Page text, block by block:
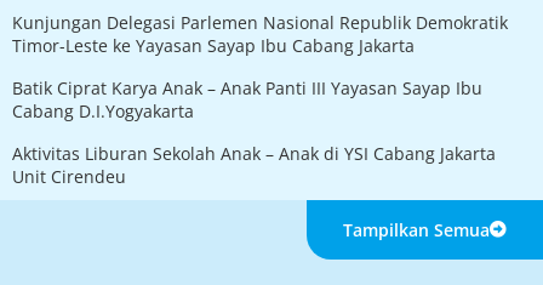
Kunjungan Delegasi Parlemen Nasional Republik Demokratik
Timor-Leste ke Yayasan Sayap Ibu Cabang Jakarta
Batik Ciprat Karya Anak – Anak Panti III Yayasan Sayap Ibu
Cabang D.I.Yogyakarta
Aktivitas Liburan Sekolah Anak – Anak di YSI Cabang Jakarta
Unit Cirendeu
Tampilkan Semua